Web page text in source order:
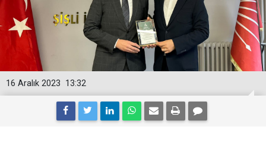
13:32
16 Aralık 2023